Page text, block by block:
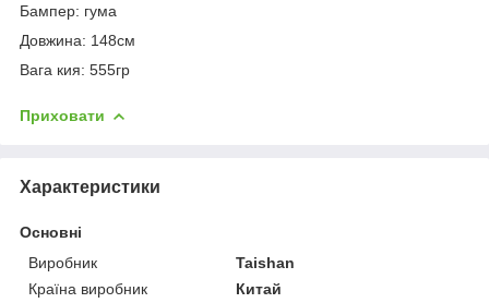
Бампер: гума
Довжина: 148см
Вага кия: 555гр
Приховати
Характеристики
Основні
Виробник
Taishan
Країна виробник
Китай